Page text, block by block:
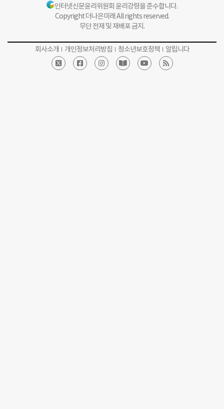
인터넷신문윤리위원회 윤리강령을 준수합니다.
Copyright 더나은미래 All rights reserved.
무단 전재 및 재배포 금지.
회사소개 개인정보처리방침 청소년보호정책 알립니다